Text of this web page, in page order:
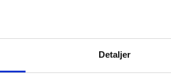
Detaljer